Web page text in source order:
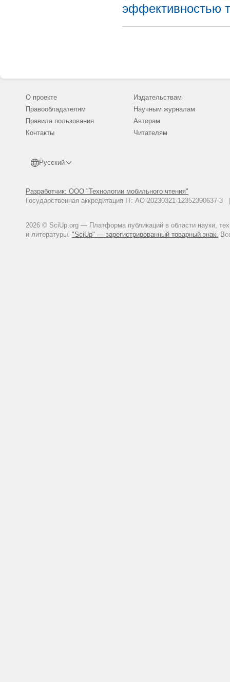
эффективностью
О проекте
Правообладателям
Правила пользования
Контакты
Русский
Разработчик: ООО "Технологии мобильного чтения"
Государственная аккредитация IT: АО-20230321-
2026 © SciUp.org — Платформа публикаций в области науки,
и литературы. "SciUp" — зарегистрированный товарный знак.
Издательствам
Научным журналам
Авторам
Читателям